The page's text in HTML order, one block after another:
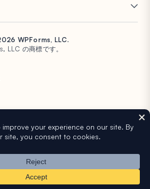
ページ
ーム
署名フォーム
スパム保護
アンケートと投票
Stripe
PayPal
Square
グ
WPConsent
Universally
WPForms, LLC.
LLC の商標です。
の名前の使用は、識別目的のみであり、
る承認を意味するものではありません。
によって承認、所有、または提携され